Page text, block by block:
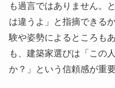
も過言ではありません。
は違うよ」と指摘できる
験や姿勢によるところも
も、建築家選びは「この
か？」という信頼感が重